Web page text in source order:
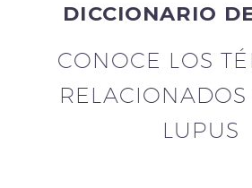
DICCIONARIO
CONOCE LOS
RELACIONADOS
LUPUS